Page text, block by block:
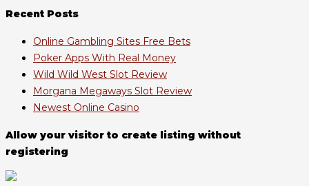
Recent Posts
Online Gambling Sites Free Bets
Poker Apps With Real Money
Wild Wild West Slot Review
Morgana Megaways Slot Review
Newest Online Casino
Allow your visitor to create listing without
registering